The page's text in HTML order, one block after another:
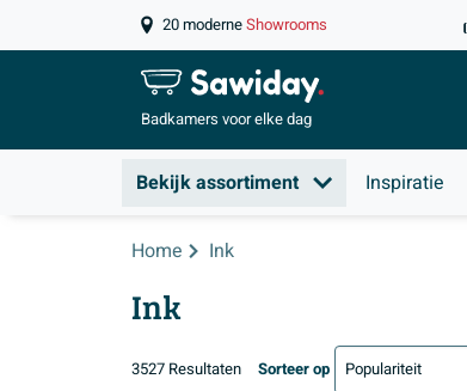
20 moderneShowrooms
Badkamers voor elke dag
Bekijk assortiment Inspiratie
Home Ink
Ink
3527 Resultaten Sorteer op